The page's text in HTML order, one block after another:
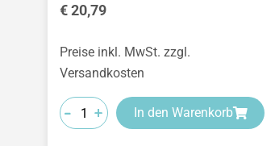
Regulärer Preis:
€ 20,79
Preise inkl. MwSt. zzgl.
Versandkosten
-
-
- +
+
+ In den Warenkorb